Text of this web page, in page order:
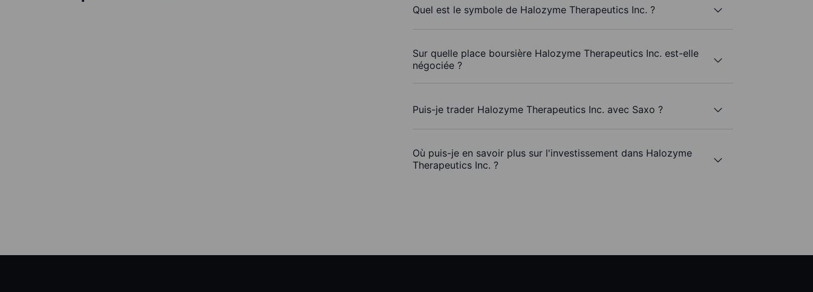
Quel est le symbole de Halozyme Therapeutics Inc. ?
Sur quelle place boursière Halozyme Therapeutics Inc. est-elle
négociée ?
Puis-je trader Halozyme Therapeutics Inc. avec Saxo ?
Où puis-je en savoir plus sur l'investissement dans Halozyme
Therapeutics Inc. ?